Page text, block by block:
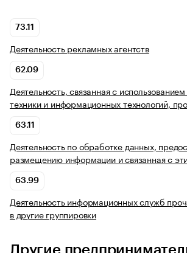
73.11
Деятельность рекламных агентств
62.09
Деятельность, связанная с
техники и информационных технологий,
63.11
Деятельность по обработке данных,
размещению информации и связанная с
63.99
Деятельность информационных служб
в другие группировки